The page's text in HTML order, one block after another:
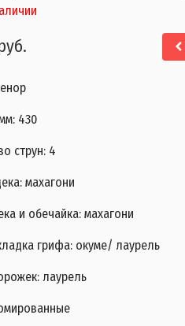
430
струн: 4
махагони
и обечайка: махагони
грифа: окуме/ лаурель
лаурель